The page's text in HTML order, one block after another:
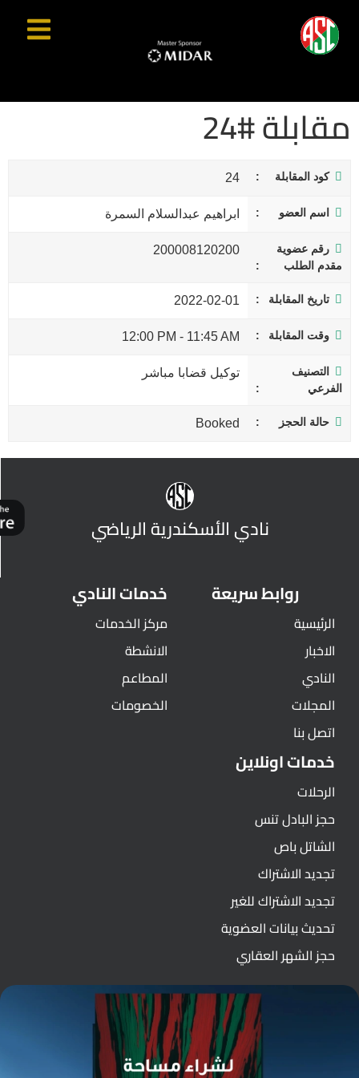
مقابلة #24
كود المقابلة 24
اسم العضو ابراهيم عبدالسلام السمرة
رقم عضوية
مقدم الطلب
200008120200
تاريخ المقابلة 2022-02-01
وقت المقابلة 11:45 AM
-
12:00 PM
التصنيف
الفرعي
توكيل قضابا مباشر
حالة الحجز Booked
نادي الأسكندرية الرياضي
روابط سريعة
الرئيسية
الاخبار
النادي
المجلات
اتصل بنا
خدمات النادي
مركز الخدمات
الانشطة
المطاعم
الخصومات
خدمات اونلاين
الرحلات
حجز البادل تنس
الشاتل باص
تجديد الاشتراك
تجديد الاشتراك للغير
تحديث بيانات العضوية
حجز الشهر العقاري